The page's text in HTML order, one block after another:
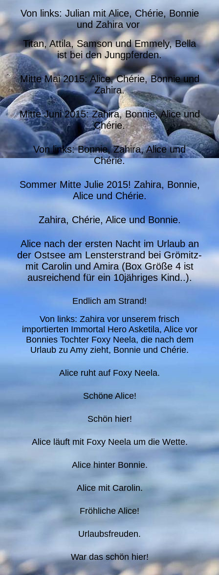
Von links: Julian mit Alice, Chérie, Bonnie
und Zahira vor
Titan, Attila, Samson und Emmely, Bella
ist bei den Jungpferden.
Mitte Mai 2015: Alice, Chérie, Bonnie und
Zahira.
Mitte Juni 2015: Zahira, Bonnie, Alice und
Chérie.
Von links: Bonnie, Zahira, Alice und
Chérie.
Sommer Mitte Julie 2015! Zahira, Bonnie,
Alice und Chérie.
Zahira, Chérie, Alice und Bonnie.
Alice nach der ersten Nacht im Urlaub an
der Ostsee am Lensterstrand bei Grömitz-
mit Carolin und Amira (Box Größe 4 ist
ausreichend für ein 10jähriges Kind..).
Endlich am Strand!
Von links: Zahira vor unserem frisch
importierten Immortal Hero Asketila, Alice vor
Bonnies Tochter Foxy Neela, die nach dem
Urlaub zu Amy zieht, Bonnie und Chérie.
Alice ruht auf Foxy Neela.
Schöne Alice!
Schön hier!
Alice läuft mit Foxy Neela um die Wette.
Alice hinter Bonnie.
Alice mit Carolin.
Fröhliche Alice!
Urlaubsfreuden.
War das schön hier!